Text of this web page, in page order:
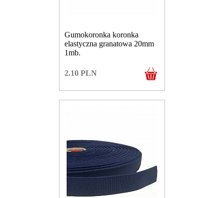
Gumokoronka koronka
elastyczna granatowa 20mm
1mb.
2.10 PLN